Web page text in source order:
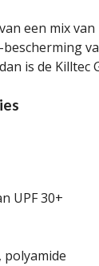
een mix
bescherming
is de Killtec
UPF 30+